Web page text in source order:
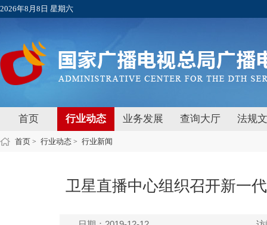
2026年8月8日 星期六
首页 行业动态 业务发展 查询大厅 法规
首页 > 行业动态 > 行业新闻
卫星直播中心组织召开新一